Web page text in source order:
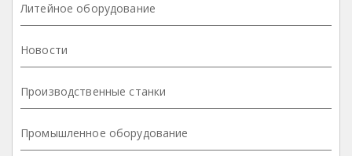
Литейное оборудование
Новости
Производственные станки
Промышленное оборудование